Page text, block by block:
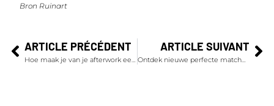
Bron Ruinart
ARTICLE PRÉCÉDENT
Hoe maak je van je afterwork een succes?
ARTICLE SUIVANT
Ontdek nieuwe perfecte matches met de Rare vintage 2008